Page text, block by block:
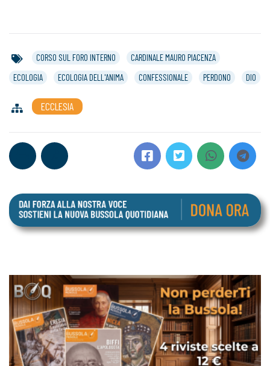
CORSO SUL FORO INTERNO
CARDINALE MAURO PIACENZA
ECOLOGIA
ECOLOGIA DELL'ANIMA CONFESSIONALE PERDONO DIO
ECCLESIA